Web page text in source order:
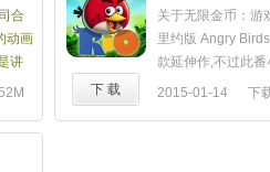
扩充了小鸟的队伍
家耳目一新。
游戏特色：
60个太空关卡
定期免费更新
贪婪
黑
猪
挥
面对着银河威胁：
类、从一个隐藏的
邪恶的帝国的猪头
设法偷窃了秘密的
鸟儿阵营中的最新
很强的个性。永
合
动画
讲
躲
戏
关于无限金币：游
里约版 Angry
款延伸作,不过此
也换到了里约地带
2015-01-14 下
下 载